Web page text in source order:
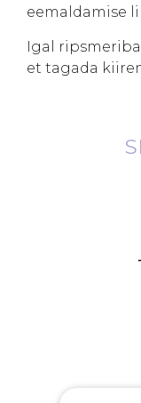
eemaldamise
Igal
et tagada